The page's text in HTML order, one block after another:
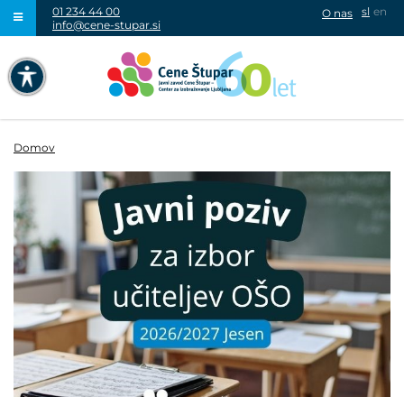
NAVIGACIJA PREKO TIPKOVNICE
VISOK KONTRAST
SIVINE
01 234 44 00
info@cene-stupar.si
sl en
O nas
Domov